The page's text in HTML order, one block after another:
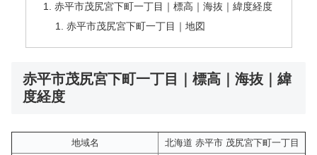
赤平市茂尻宮下町一丁目｜標高｜海抜｜緯度経度
赤平市茂尻宮下町一丁目｜地図
赤平市茂尻宮下町一丁目｜標高｜海抜｜緯
度経度
地域名
北海道 赤平市 茂尻宮下町一丁目